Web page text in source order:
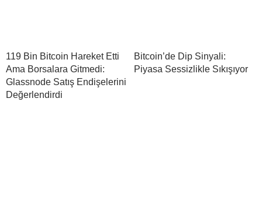
119 Bin Bitcoin Hareket Etti
Ama Borsalara Gitmedi:
Glassnode Satış Endişelerini
Değerlendirdi
Bitcoin’de Dip Sinyali:
Piyasa Sessizlikle Sıkışıyor